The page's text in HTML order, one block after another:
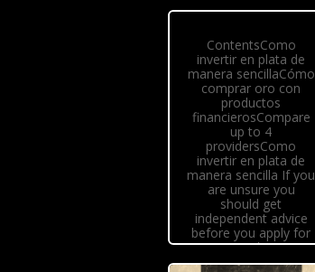
ContentsComo
invertir en plata de
manera sencillaCómo
comprar oro con
productos
financierosCompare
up to 4
providersComo
invertir en plata de
manera sencilla If you
are unsure you
should get
independent advice
before you apply for
any product or
commit to any plan....